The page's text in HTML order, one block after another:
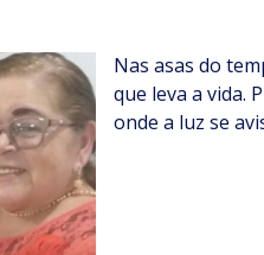
Nas asas do
que leva a vida.
onde a luz se